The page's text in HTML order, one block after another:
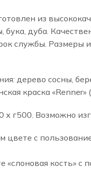
из
бука, дуба.
службы. Размеры
дерево сосны,
краска
х г500. Возможно
цвете с
«слоновая кость» с